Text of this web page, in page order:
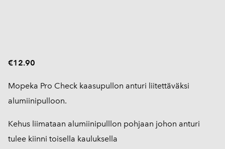
€12.90
Mopeka Pro Check kaasupullon anturi liitettäväksi
alumiinipulloon.
Kehus liimataan alumiinipulllon pohjaan johon anturi
tulee kiinni toisella kauluksella